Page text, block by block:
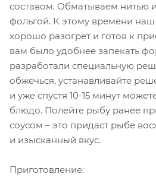
составом. Обматываем нитью
фольгой. К этому времени
хорошо разогрет и готов к
вам было удобнее запекать
разработали специальную
обжечься, устанавливайте
и уже спустя 10-15 минут
блюдо. Полейте рыбу ранее
соусом – это придаст рыбе
и изысканный вкус.
Приготовление: